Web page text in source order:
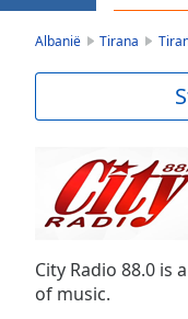
Skip
Current
TypeLIVE
Seek to
Albanië Tirana
City Radio 88.0
of music.